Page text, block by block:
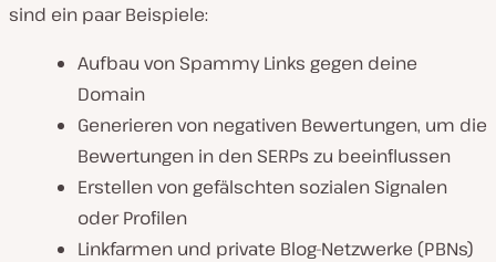
sind ein paar Beispiele:
Aufbau von Spammy Links gegen deine
Domain
Generieren von negativen Bewertungen, um die
Bewertungen in den SERPs zu beeinflussen
Erstellen von gefälschten sozialen Signalen
oder Profilen
Linkfarmen und private Blog-Netzwerke (PBNs)